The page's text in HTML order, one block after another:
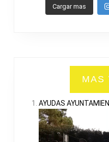
Cargar mas
MAS
AYUDAS